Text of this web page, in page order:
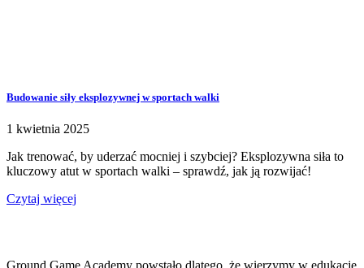
Budowanie siły eksplozywnej w sportach walki
1 kwietnia 2025
Jak trenować, by uderzać mocniej i szybciej? Eksplozywna siła to
kluczowy atut w sportach walki – sprawdź, jak ją rozwijać!
Czytaj więcej
Ground Game Academy powstało dlatego, że wierzymy w edukację